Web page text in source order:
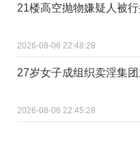
21楼高空抛物嫌疑人被
2026-08-06 22:48:28
27岁女子成组织卖淫集
2026-08-06 22:45:28